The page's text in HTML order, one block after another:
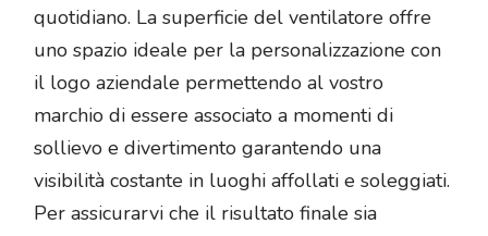
quotidiano. La superficie del ventilatore offre
uno spazio ideale per la personalizzazione con
il logo aziendale permettendo al vostro
marchio di essere associato a momenti di
sollievo e divertimento garantendo una
visibilità costante in luoghi affollati e soleggiati.
Per assicurarvi che il risultato finale sia